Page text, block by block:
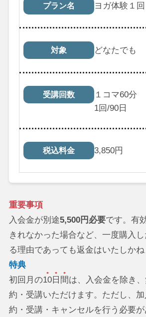
プラン名 ヨガ体験１回
対象 どなたでも
受講回数
１コマ60分
1回/90日
税込料金 3,850円
重要事項
入会金が別途5,500円必要です。有
きれなかった場合など、一度購入
る理由であっても返金はいたしかね
特典
初回月の10日間は、入会金を除き
約・受講いただけます。ただし、
約・受講・キャンセルを行う必要が